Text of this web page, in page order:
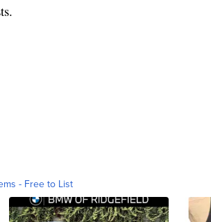
- Free to List